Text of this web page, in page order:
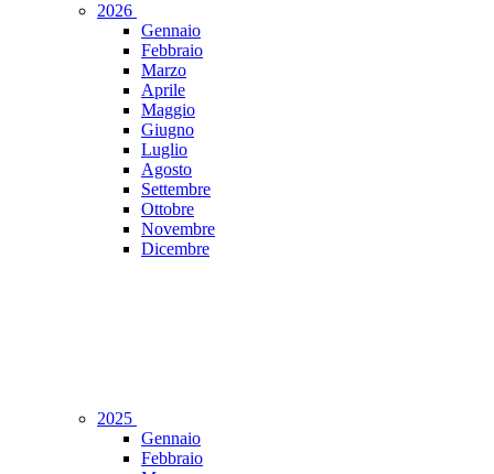
2026
Gennaio
Febbraio
Marzo
Aprile
Maggio
Giugno
Luglio
Agosto
Settembre
Ottobre
Novembre
Dicembre
2025
Gennaio
Febbraio